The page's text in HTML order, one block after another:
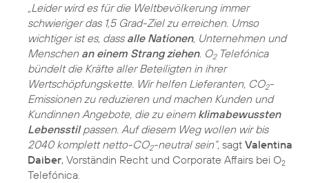
„Leider wird es für die Weltbevölkerung immer
schwieriger das 1,5 Grad-Ziel zu erreichen. Umso
wichtiger ist es, dass alle Nationen, Unternehmen und
Menschen an einem Strang ziehen. O2Telefónica
bündelt die Kräfte aller Beteiligten in ihrer
Wertschöpfungskette. Wir helfen Lieferanten, CO2-
Emissionen zu reduzieren und machen Kunden und
Kundinnen Angebote, die zu einem klimabewussten
Lebensstilpassen. Auf diesem Weg wollen wir bis
2040 komplett netto-CO2-neutral sein“, sagt Valentina
Daiber, Vorständin Recht und Corporate Affairs bei O2
Telefónica.